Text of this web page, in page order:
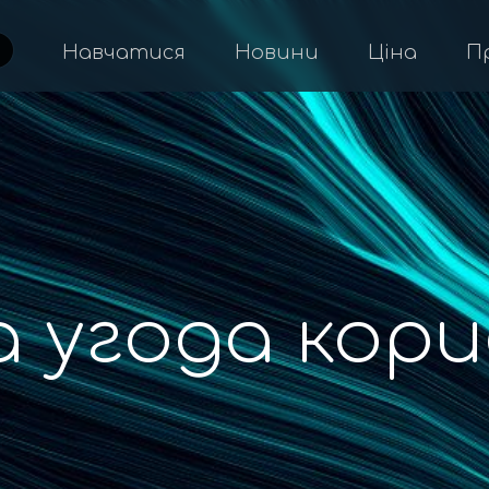
Навчатися Новини Ціна
угода